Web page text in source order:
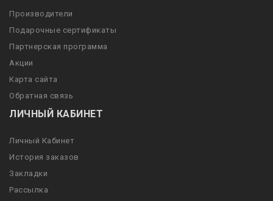
Производители
Подарочные сертификаты
Партнерская программа
Акции
Карта сайта
Обратная связь
ЛИЧНЫЙ КАБИНЕТ
Личный Кабинет
История заказов
Закладки
Рассылка